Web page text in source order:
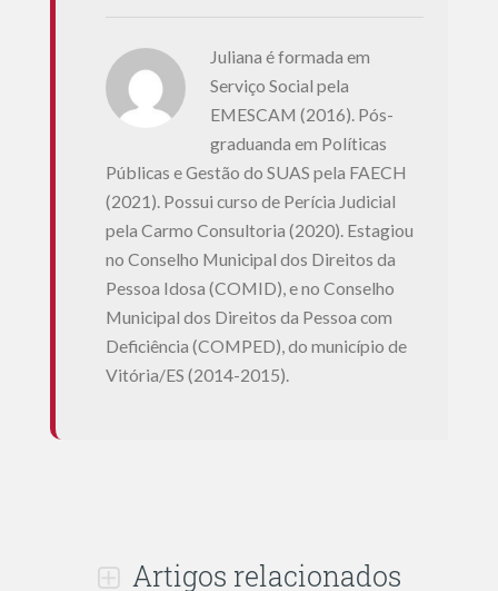
Juliana é formada em
Serviço Social pela
EMESCAM (2016). Pós-
graduanda em Políticas
Públicas e Gestão do SUAS pela FAECH
(2021). Possui curso de Perícia Judicial
pela Carmo Consultoria (2020). Estagiou
no Conselho Municipal dos Direitos da
Pessoa Idosa (COMID), e no Conselho
Municipal dos Direitos da Pessoa com
Deficiência (COMPED), do município de
Vitória/ES (2014-2015).
Artigos relacionados